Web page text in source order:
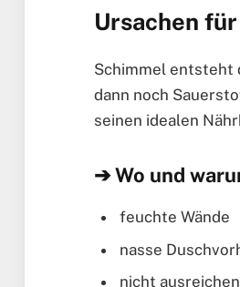
Ursachen
Schimmel entsteht
dann noch
seinen idealen
➔ Wo und
feuchte Wände
nasse
nicht